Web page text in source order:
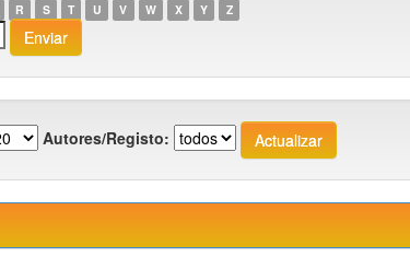
R S T U V W X Y Z
Autores/Registo: